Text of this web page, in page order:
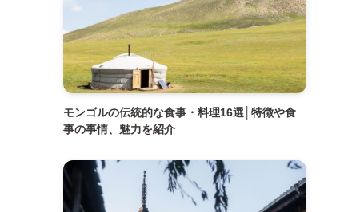
モンゴルの伝統的な食事・料理16選│特徴や食
事の事情、魅力を紹介